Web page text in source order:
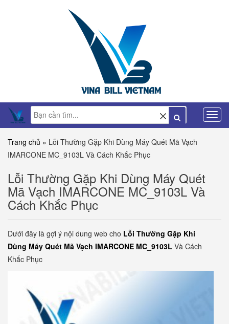
Trang chủ » Lỗi Thường Gặp Khi Dùng Máy Quét Mã Vạch
IMARCONE MC_9103L Và Cách Khắc Phục
Lỗi Thường Gặp Khi Dùng Máy Quét
Mã Vạch IMARCONE MC_9103L Và
Cách Khắc Phục
Dưới đây là gợi ý nội dung web cho Lỗi Thường Gặp Khi
Dùng Máy Quét Mã Vạch IMARCONE MC_9103L Và Cách
Khắc Phục